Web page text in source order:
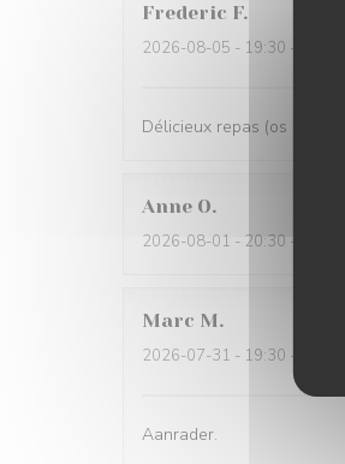
Frederic F
2026-08-05 - 19:30 - guests
Délicieux repas (os à
Anne O
2026-08-01 - 20:30 - guests
Marc M
2026-07-31 - 19:30 - guests
Aanrader.